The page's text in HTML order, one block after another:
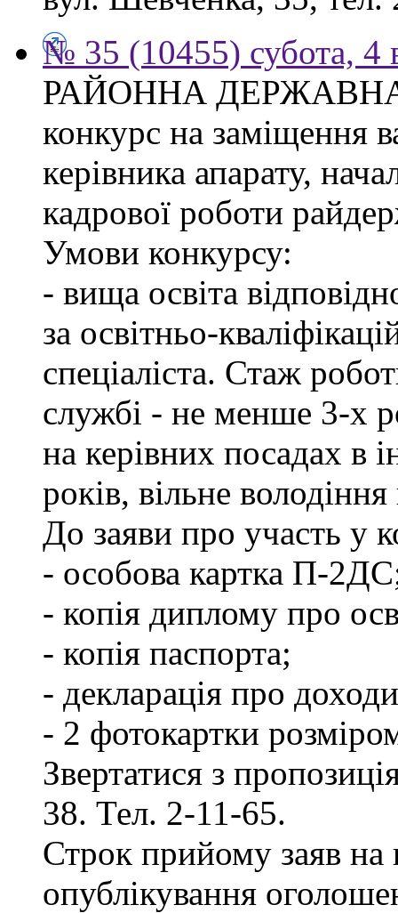
№ 35 (10455) субота, 4
РАЙОННА ДЕРЖАВНА
конкурс на заміщення
керівника апарату,
кадрової роботи
Умови конкурсу:
- вища освіта
за освітньо-
спеціаліста. Стаж
службі - не менше 3-х
на керівних посадах в
років, вільне
До заяви про участь у
- особова картка П-
- копія диплому про
- копія паспорта;
- декларація про
- 2 фотокартки
Звертатися з
38. Тел. 2-11-65.
Строк прийому заяв на
опублікування